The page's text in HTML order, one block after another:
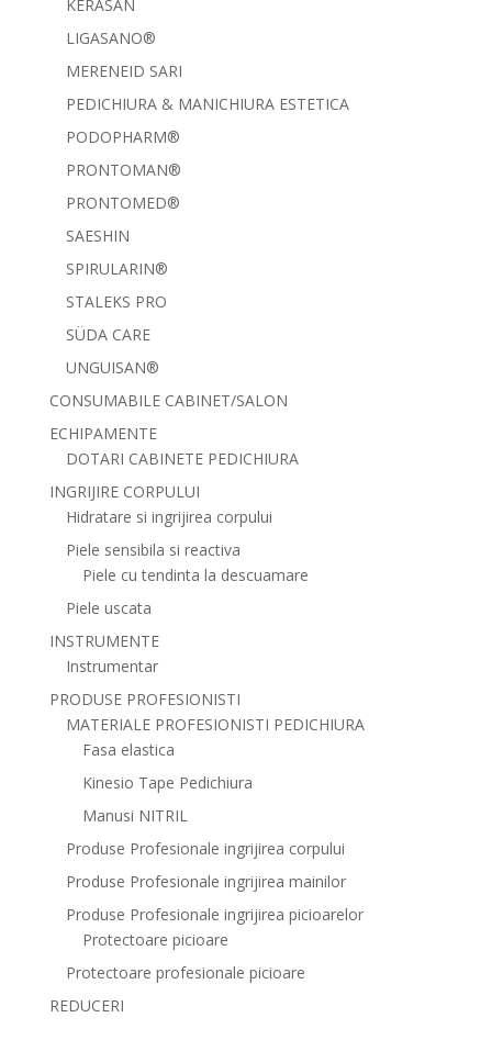
KERASAN
LIGASANO®
MERENEID SARI
PEDICHIURA & MANICHIURA ESTETICA
PODOPHARM®
PRONTOMAN®
PRONTOMED®
SAESHIN
SPIRULARIN®
STALEKS PRO
SÜDA CARE
UNGUISAN®
CONSUMABILE CABINET/SALON
ECHIPAMENTE
DOTARI CABINETE PEDICHIURA
INGRIJIRE CORPULUI
Hidratare si ingrijirea corpului
Piele sensibila si reactiva
Piele cu tendinta la descuamare
Piele uscata
INSTRUMENTE
Instrumentar
PRODUSE PROFESIONISTI
MATERIALE PROFESIONISTI PEDICHIURA
Fasa elastica
Kinesio Tape Pedichiura
Manusi NITRIL
Produse Profesionale ingrijirea corpului
Produse Profesionale ingrijirea mainilor
Produse Profesionale ingrijirea picioarelor
Protectoare picioare
Protectoare profesionale picioare
REDUCERI